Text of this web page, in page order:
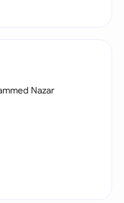
Nazar